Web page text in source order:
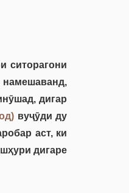
ситорагони
дигар
вуҷӯди ду
аст, ки
дигаре